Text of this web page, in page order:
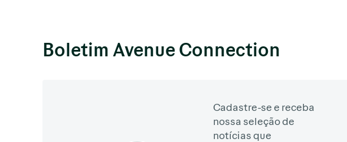
Boletim Avenue Connection
Cadastre-se e receba
nossa seleção de
notícias que